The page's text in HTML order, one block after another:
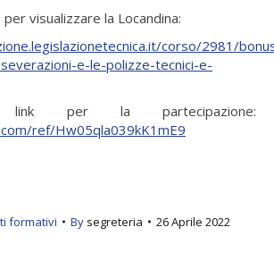
visualizzare la Locandina:
corso/2981/
e-le-polizze-tecnici-e-
per la partecipazione:
ref/Hw05qla039kK1mE9
formativi By segreteria 26 Aprile 2022